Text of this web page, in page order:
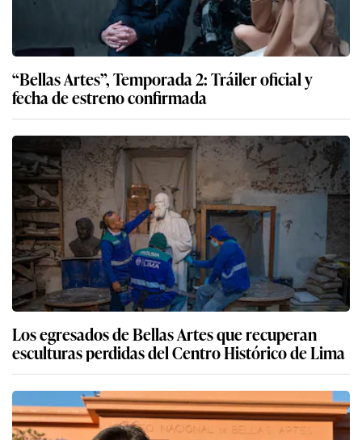
“Bellas Artes”, Temporada 2: Tráiler oficial y
fecha de estreno confirmada
Los egresados de Bellas Artes que recuperan
esculturas perdidas del Centro Histórico de Lima